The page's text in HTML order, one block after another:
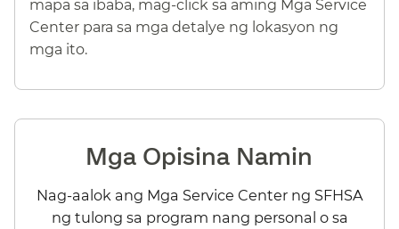
mapa sa ibaba, mag-click sa aming Mga Service
Center para sa mga detalye ng lokasyon ng
mga ito.​​
Mga Opisina Namin​​
Nag-aalok ang Mga Service Center ng SFHSA
ng tulong sa program nang personal o sa